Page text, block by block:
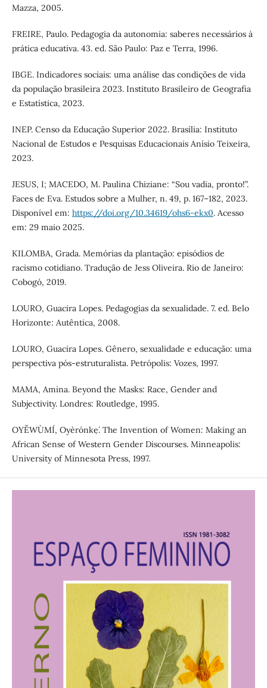
Mazza, 2005.
FREIRE, Paulo. Pedagogia da autonomia: saberes necessários à
prática educativa. 43. ed. São Paulo: Paz e Terra, 1996.
IBGE. Indicadores sociais: uma análise das condições de vida
da população brasileira 2023. Instituto Brasileiro de Geografia
e Estatística, 2023.
INEP. Censo da Educação Superior 2022. Brasília: Instituto
Nacional de Estudos e Pesquisas Educacionais Anísio Teixeira,
2023.
JESUS, I; MACEDO, M. Paulina Chiziane: “Sou vadia, pronto!”.
Faces de Eva. Estudos sobre a Mulher, n. 49, p. 167–182, 2023.
Disponível em: https://doi.org/10.34619/ohs6-ekx0. Acesso
em: 29 maio 2025.
KILOMBA, Grada. Memórias da plantação: episódios de
racismo cotidiano. Tradução de Jess Oliveira. Rio de Janeiro:
Cobogó, 2019.
LOURO, Guacira Lopes. Pedagogias da sexualidade. 7. ed. Belo
Horizonte: Autêntica, 2008.
LOURO, Guacira Lopes. Gênero, sexualidade e educação: uma
perspectiva pós-estruturalista. Petrópolis: Vozes, 1997.
MAMA, Amina. Beyond the Masks: Race, Gender and
Subjectivity. Londres: Routledge, 1995.
OYĚWÙMÍ, Oyèrónkẹ́. The Invention of Women: Making an
African Sense of Western Gender Discourses. Minneapolis:
University of Minnesota Press, 1997.